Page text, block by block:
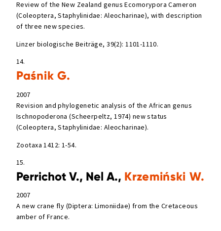
Review of the New Zealand genus Ecomorypora Cameron
(Coleoptera, Staphylinidae: Aleocharinae), with description
of three new species.
Linzer biologische Beiträge, 39(2): 1101-1110.
14.
Paśnik G.
2007
Revision and phylogenetic analysis of the African genus
Ischnopoderona (Scheerpeltz, 1974) new status
(Coleoptera, Staphylinidae: Aleocharinae).
Zootaxa 1412: 1-54.
15.
Perrichot V., Nel A., Krzemiński W.
2007
A new crane fly (Diptera: Limoniidae) from the Cretaceous
amber of France.